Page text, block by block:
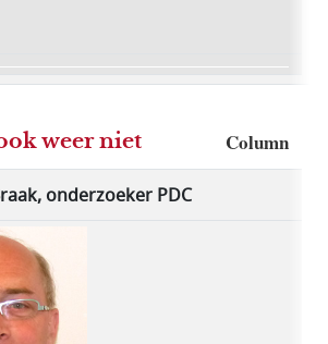
weer niet Column
onderzoeker PDC